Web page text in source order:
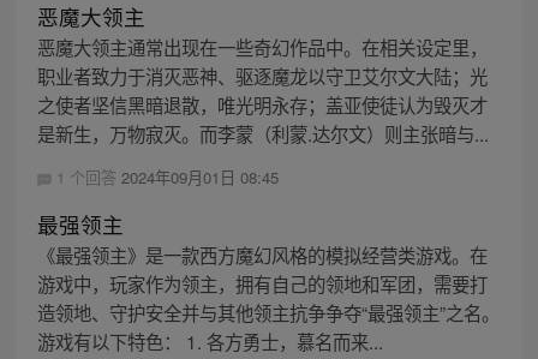
恶魔大领主
恶魔大领主通常出现在一些奇幻作品中。在相关设定里，
职业者致力于消灭恶神、驱逐魔龙以守卫艾尔文大陆；光
之使者坚信黑暗退散，唯光明永存；盖亚使徒认为毁灭才
是新生，万物寂灭。而李蒙（利蒙.达尔文）则主张暗与...
1 个回答 2024年09月01日 08:45
最强领主
《最强领主》是一款西方魔幻风格的模拟经营类游戏。在
游戏中，玩家作为领主，拥有自己的领地和军团，需要打
造领地、守护安全并与其他领主抗争争夺“最强领主”之名。
游戏有以下特色： 1. 各方勇士，慕名而来...